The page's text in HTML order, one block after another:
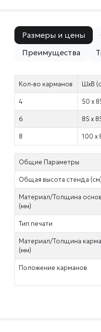
Размеры и цены
Преимущества
Кол-во карманов ШхВ
4 50 х
6 85 х
8 100 х
Общие Параметры
Общая высота стенда (см)
Материал/Толщина
(мм)
Тип печати
Материал/Толщина
(мм)
Положение карманов